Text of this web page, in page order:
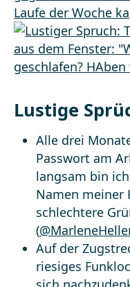
Lustige
Alle drei
Passwort am
langsam bin
Namen meiner
schlechtere
(
Auf der
riesiges